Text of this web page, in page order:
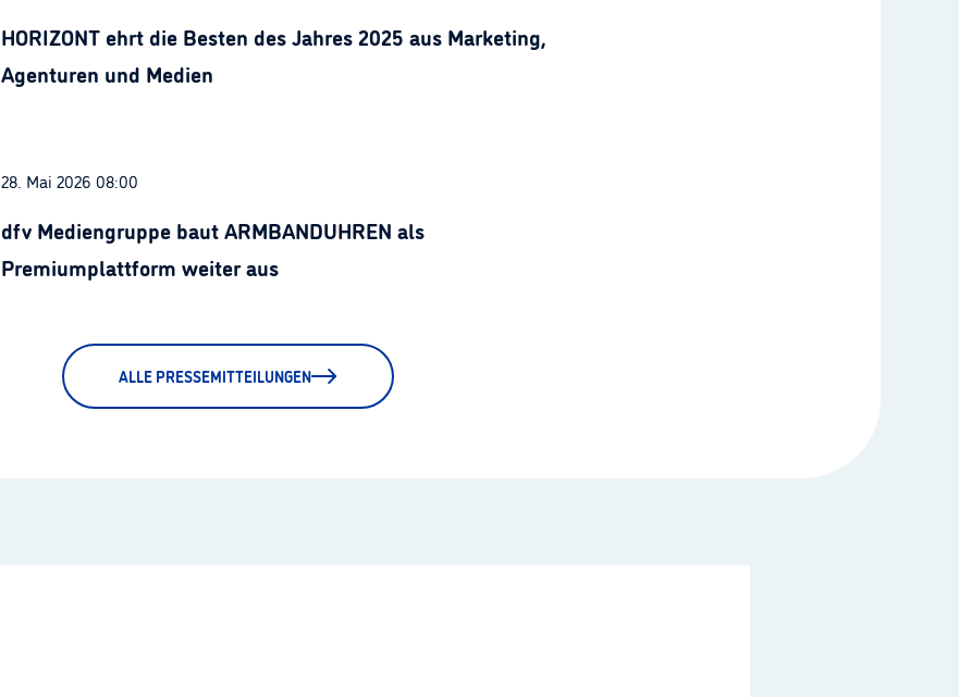
HORIZONT ehrt die Besten des Jahres 2025 aus Marketing,
Agenturen und Medien
28. Mai 2026 08:00
dfv Mediengruppe baut ARMBANDUHREN als
Premiumplattform weiter aus
ALLE PRESSEMITTEILUNGEN